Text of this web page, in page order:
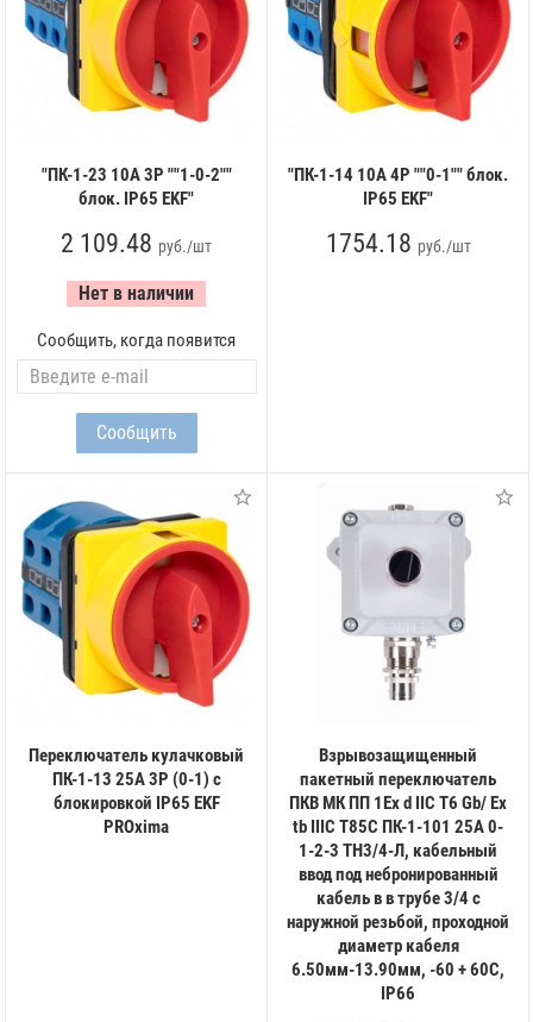
"ПК-1-23 10А 3P ""1-0-2""
блок. IP65 EKF"
2 109.48 руб./шт
Нет в наличии
Сообщить, когда появится
"ПК-1-14 10А 4P ""0-1"" блок.
IP65 EKF"
1754.18 руб./шт
Переключатель кулачковый
ПК-1-13 25А 3P (0-1) с
блокировкой IP65 EKF
PROxima
Взрывозащищенный
пакетный переключатель
ПКВ МК ПП 1Ex d IIC T6 Gb/ Ex
tb IIIC T85C ПК-1-101 25А 0-
1-2-3 ТН3/4-Л, кабельный
ввод под небронированный
кабель в в трубе 3/4 c
наружной резьбой, проходной
диаметр кабеля
6.50мм-13.90мм, -60 + 60С,
IP66